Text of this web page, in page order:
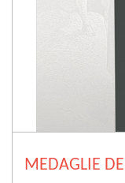
MEDAGLIE